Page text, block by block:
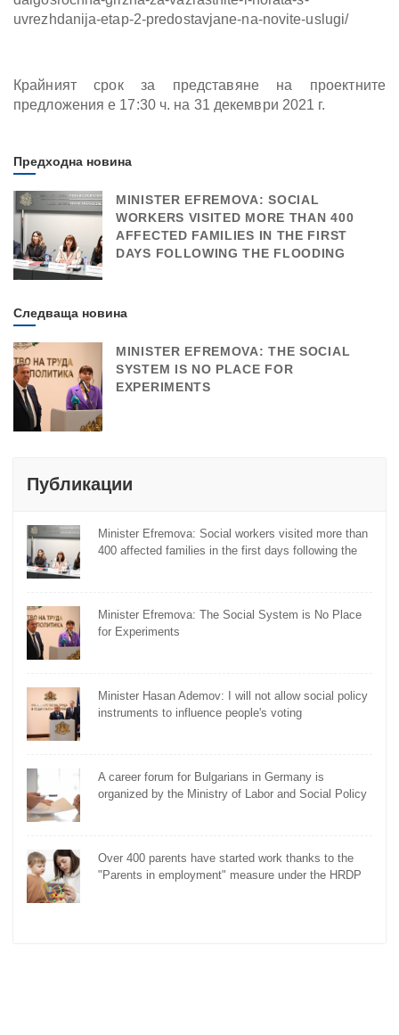
uvrezhdanija-etap-2-predostavjane-na-novite-uslugi/
Крайният срок за представяне на проектните
предложения е 17:30 ч. на 31 декември 2021 г.
Предходна новина
MINISTER EFREMOVA: SOCIAL
WORKERS VISITED MORE THAN 400
AFFECTED FAMILIES IN THE FIRST
DAYS FOLLOWING THE FLOODING
Следваща новина
MINISTER EFREMOVA: THE SOCIAL
SYSTEM IS NO PLACE FOR
EXPERIMENTS
Публикации
Minister Efremova: Social workers visited more than
400 affected families in the first days following the
Minister Efremova: The Social System is No Place
for Experiments
Minister Hasan Ademov: I will not allow social policy
instruments to influence people's voting
A career forum for Bulgarians in Germany is
organized by the Ministry of Labor and Social Policy
Over 400 parents have started work thanks to the
"Parents in employment" measure under the HRDP